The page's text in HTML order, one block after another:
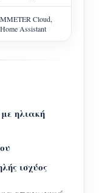
Cloud,
Assistant
ηλιακή
ισχύος